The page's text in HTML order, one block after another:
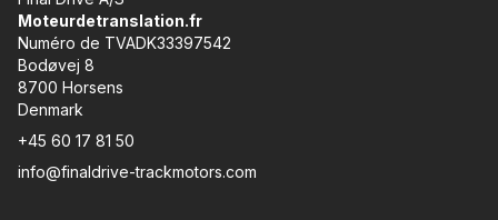
Moteurdetranslation.fr
Numéro de TVADK33397542
Bodøvej 8
8700 Horsens
Denmark
+45 60 17 81 50
info@finaldrive-trackmotors.com